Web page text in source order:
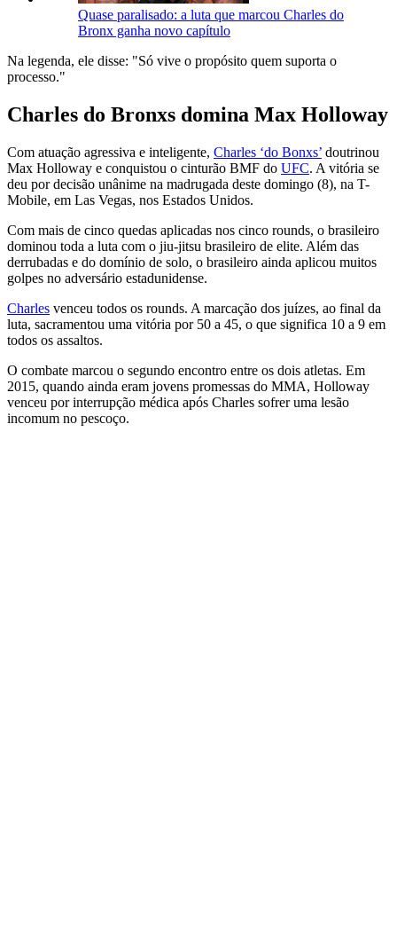
Quase paralisado: a luta que marcou Charles do
Bronx ganha novo capítulo
Na legenda, ele disse: "Só vive o propósito quem suporta o
processo."
Charles do Bronxs domina Max Holloway
Com atuação agressiva e inteligente, Charles ‘do Bonxs’ doutrinou
Max Holloway e conquistou o cinturão BMF do UFC. A vitória se
deu por decisão unânime na madrugada deste domingo (8), na T-
Mobile, em Las Vegas, nos Estados Unidos.
Com mais de cinco quedas aplicadas nos cinco rounds, o brasileiro
dominou toda a luta com o jiu-jitsu brasileiro de elite. Além das
derrubadas e do domínio de solo, o brasileiro ainda aplicou muitos
golpes no adversário estadunidense.
Charles venceu todos os rounds. A marcação dos juízes, ao final da
luta, sacramentou uma vitória por 50 a 45, o que significa 10 a 9 em
todos os assaltos.
O combate marcou o segundo encontro entre os dois atletas. Em
2015, quando ainda eram jovens promessas do MMA, Holloway
venceu por interrupção médica após Charles sofrer uma lesão
incomum no pescoço.